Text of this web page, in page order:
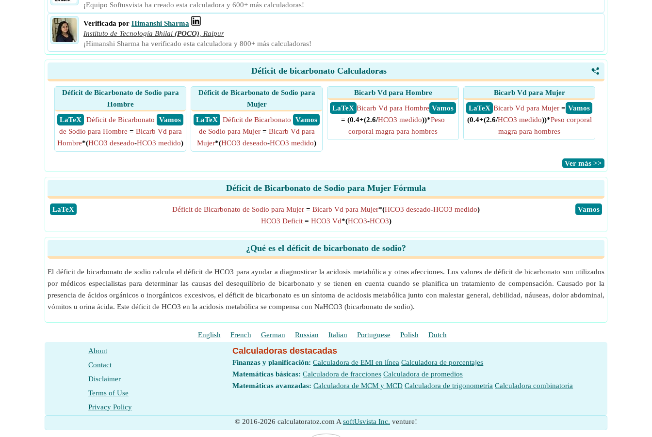
¡Equipo Softusvista ha creado esta calculadora y 600+ más calculadoras!
Verificada por Himanshi Sharma
Instituto de Tecnología Bhilai (POCO)
Raipur
¡Himanshi Sharma ha verificado esta calculadora y 800+ más calculadoras!
<
Déficit de bicarbonato Calculadoras
Déficit de Bicarbonato de Sodio para
Hombre
​ LaTeX
​ Vamos
Déficit de Bicarbonato
de Sodio para Hombre = Bicarb Vd para
Hombre*(HCO3 deseado-HCO3 medido)
Déficit de Bicarbonato de Sodio para
Mujer
​ LaTeX
​ Vamos
Déficit de Bicarbonato
de Sodio para Mujer= Bicarb Vd para
Mujer*(HCO3 deseado-HCO3 medido)
Bicarb Vd para Hombre
​ LaTeX
​ Vamos
Bicarb Vd para Hombre
= (0.4+(2.6/HCO3 medido))*Peso
corporal magra para hombres
Bicarb Vd para Mujer
​ LaTeX
​ Vamos
Bicarb Vd para Mujer=
(0.4+(2.6/HCO3 medido))*Peso corporal
magra para hombres
​Ver más >>
Déficit de Bicarbonato de Sodio para Mujer Fórmula
​LaTeX ​Vamos
Déficit de Bicarbonato de Sodio para Mujer = Bicarb Vd para Mujer*(HCO3 deseado-HCO3 medido)
HCO3 Deficit= HCO3 Vd*(HCO3-HCO3)
¿Qué es el déficit de bicarbonato de sodio?
El déficit de bicarbonato de sodio calcula el déficit de HCO3 para ayudar a diagnosticar la acidosis metabólica y otras afecciones. Los valores de déficit de bicarbonato son utilizados
por médicos especialistas para determinar las causas del desequilibrio de bicarbonato y se tienen en cuenta cuando se planifica un tratamiento de compensación. Causado por la
presencia de ácidos orgánicos o inorgánicos excesivos, el déficit de bicarbonato es un síntoma de acidosis metabólica junto con malestar general, debilidad, náuseas, dolor abdominal,
vómitos u orina ácida. Este déficit de HCO3 en la acidosis metabólica se compensa con NaHCO3 (bicarbonato de sodio).
English French German Russian Italian Portuguese Polish Dutch
About
Contact
Disclaimer
Terms of Use
Privacy Policy
Calculadoras destacadas
Finanzas y planificación: Calculadora de EMI en línea Calculadora de porcentajes
Matemáticas básicas: Calculadora de fracciones Calculadora de promedios
Matemáticas avanzadas: Calculadora de MCM y MCD Calculadora de trigonometría Calculadora combinatoria
© 2016-2026 calculatoratoz.com A softUsvista Inc. venture!